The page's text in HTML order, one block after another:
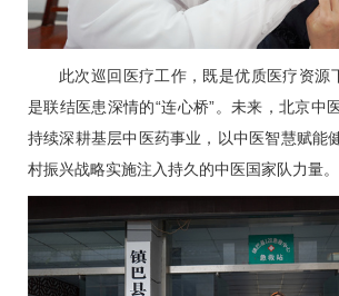
此次巡回医疗工作，既是优质医疗资源
是联结医患深情的“连心桥”。未来，北京中
持续深耕基层中医药事业，以中医智慧赋能
村振兴战略实施注入持久的中医国家队力量。